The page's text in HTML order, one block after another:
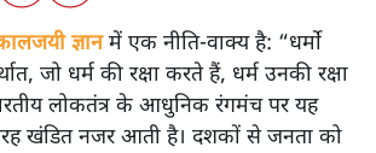
ज्ञानमें एक नीति-वाक्य है: “धर्मो
जो धर्म की रक्षा करते हैं, धर्म उनकी रक्षा
लोकतंत्र के आधुनिक रंगमंच पर यह
तरह खंडित नजर आती है। दशकों से जनता को